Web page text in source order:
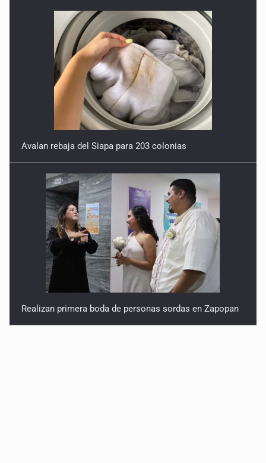
Avalan rebaja del Siapa para 203 colonias
Realizan primera boda de personas sordas en Zapopan